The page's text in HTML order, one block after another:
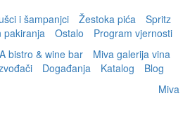
i šampanjci Žestoka pića
Spritz
pakiranja Ostalo
Program vjernosti
bistro & wine bar
Miva galerija vina
Događanja Katalog Blog